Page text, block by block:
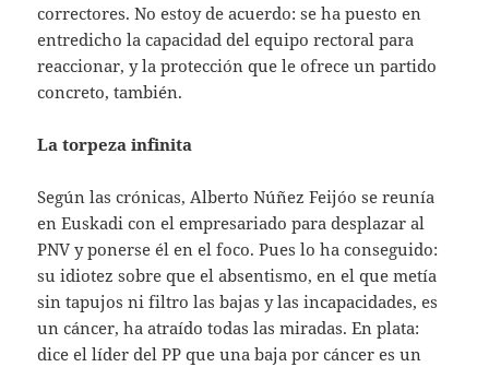
correctores. No estoy de acuerdo: se ha puesto en
entredicho la capacidad del equipo rectoral para
reaccionar, y la protección que le ofrece un partido
concreto, también.
La torpeza infinita
Según las crónicas, Alberto Núñez Feijóo se reunía
en Euskadi con el empresariado para desplazar al
PNV y ponerse él en el foco. Pues lo ha conseguido:
su idiotez sobre que el absentismo, en el que metía
sin tapujos ni filtro las bajas y las incapacidades, es
un cáncer, ha atraído todas las miradas. En plata:
dice el líder del PP que una baja por cáncer es un